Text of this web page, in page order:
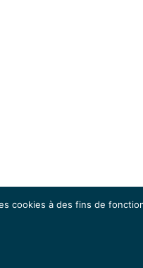
cookies à des fins de